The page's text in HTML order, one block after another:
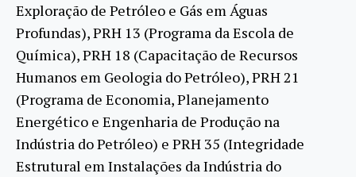
Exploração de Petróleo e Gás em Águas
Profundas), PRH 13 (Programa da Escola de
Química), PRH 18 (Capacitação de Recursos
Humanos em Geologia do Petróleo), PRH 21
(Programa de Economia, Planejamento
Energético e Engenharia de Produção na
Indústria do Petróleo) e PRH 35 (Integridade
Estrutural em Instalações da Indústria do